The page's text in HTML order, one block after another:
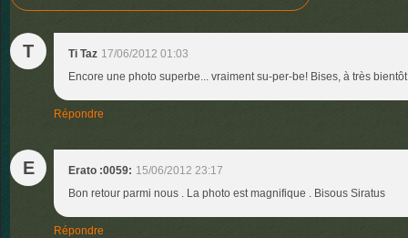
T Ti Taz 17/06/2012 01:03
Encore une photo superbe... vraiment su-per-be! Bises, à très bientôt
Répondre
E Erato :0059: 15/06/2012 23:17
Bon retour parmi nous . La photo est magnifique . Bisous Siratus
Répondre